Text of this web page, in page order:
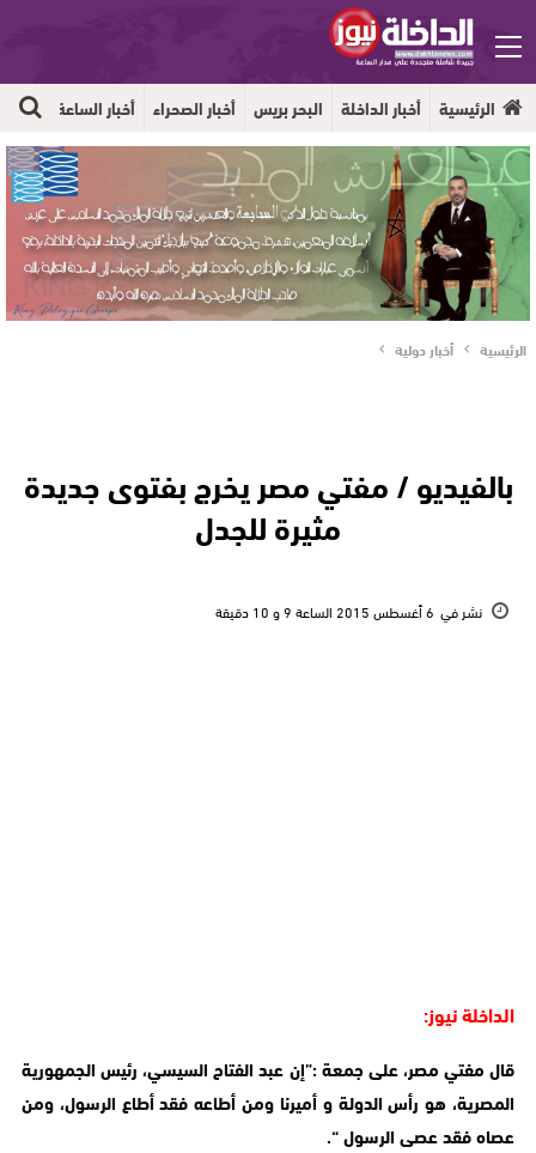
الرئيسية أخبار الداخلة البحر بريس أخبار الصحراء أخبار الساعة
الرئيسية أخبار دولية
بالفيديو / مفتي مصر يخرج بفتوى جديدة
مثيرة للجدل
نشر في 6 أغسطس 2015 الساعة 9 و 10 دقيقة
الداخلة نيوز:
قال مفتي مصر، على جمعة :”إن عبد الفتاح السيسي، رئيس الجمهورية
المصرية، هو رأس الدولة و أميرنا ومن أطاعه فقد أطاع الرسول، ومن
عصاه فقد عصى الرسول “.